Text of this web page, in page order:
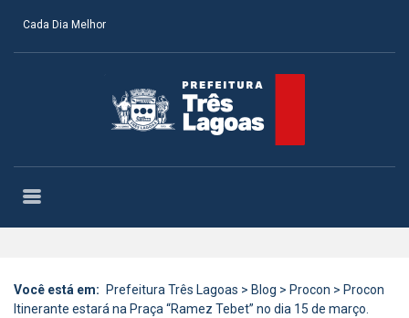
Cada Dia Melhor
Você está em: Prefeitura Três Lagoas > Blog > Procon > Procon
Itinerante estará na Praça “Ramez Tebet” no dia 15 de março.